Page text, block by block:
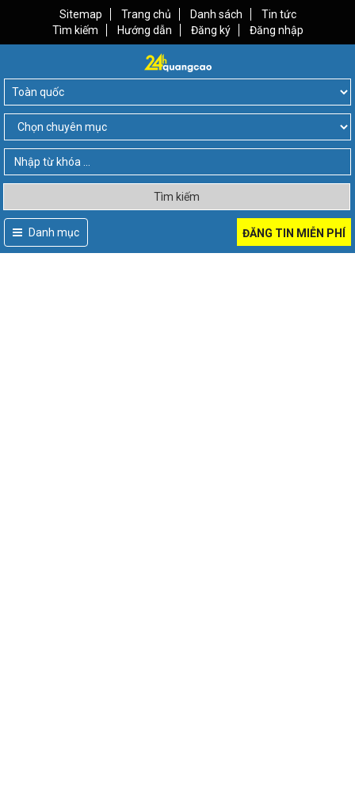
Sitemap Trang chủ Danh sách
Tin tức
Tìm kiếm
Hướng dẫn Đăng ký Đăng nhập
Tìm kiếm
Danh mục ĐĂNG TIN MIỄN PHÍ